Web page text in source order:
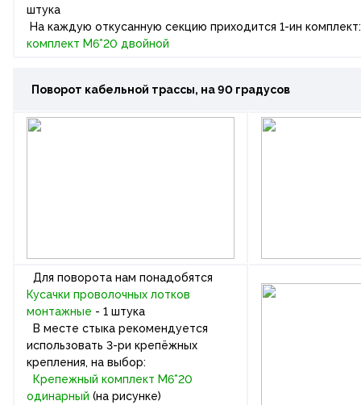
штука
На каждую откусанную секцию приходится 1-ин
комплект М6*20 двойной
Поворот кабельной трассы, на 90 градусов
Для поворота нам понадобятся
Кусачки проволочных лотков
монтажные - 1 штука
В месте стыка рекомендуется
использовать 3-ри крепёжных
крепления, на выбор:
Крепежный комплект М6*20
одинарный (на рисунке)